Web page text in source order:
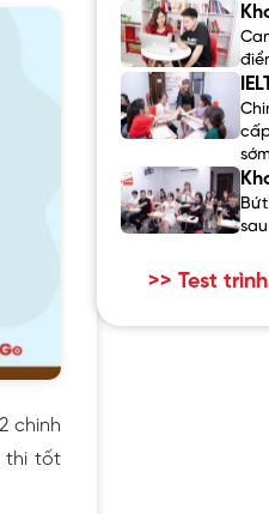
chinh
thi tốt
>> Test